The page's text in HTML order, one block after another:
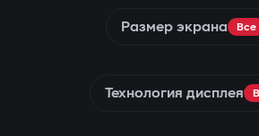
Размер экрана Все
Технология дисплея